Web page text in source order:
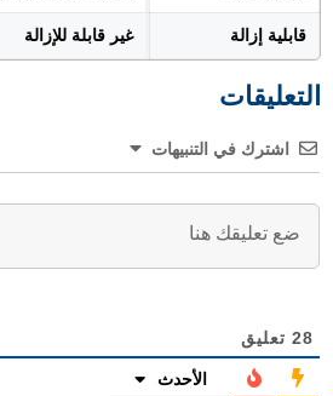
قابلية إزالة غير قابلة للإزالة
التعليقات
اشترك في التنبيهات
28 تعليق
الأحدث